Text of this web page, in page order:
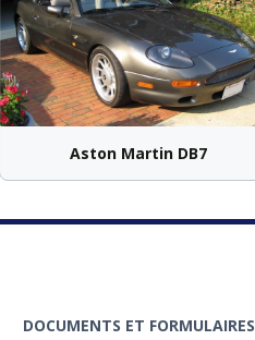
Aston Martin DB7
DOCUMENTS ET FORMULAIRES